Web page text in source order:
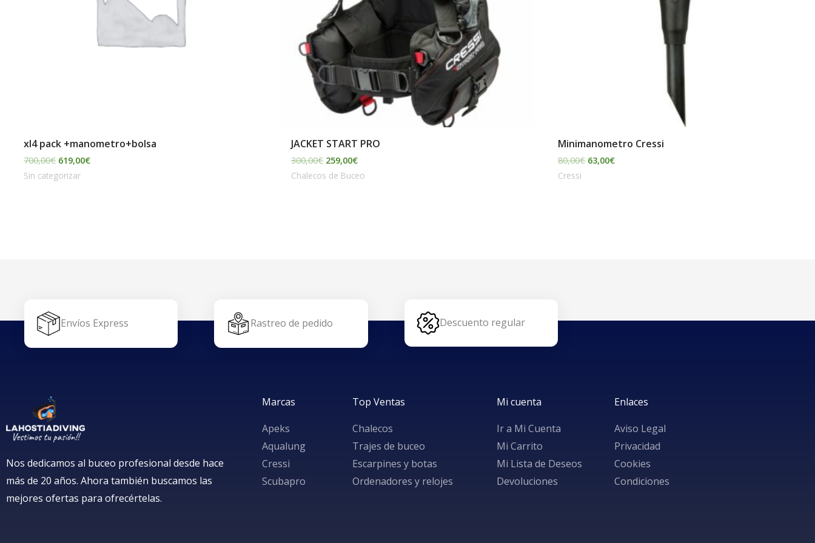
xl4 pack +manometro+bolsa
700,00€ 619,00€
Sin categorizar
JACKET START PRO
300,00€ 259,00€
Chalecos de Buceo
Minimanometro Cressi
80,00€ 63,00€
Cressi
Envíos Express Rastreo de pedido Descuento regular
Nos dedicamos al buceo profesional desde hace
más de 20 años. Ahora también buscamos las
mejores ofertas para ofrecértelas.
Marcas
Apeks
Aqualung
Cressi
Scubapro
Top Ventas
Chalecos
Trajes de buceo
Escarpines y botas
Ordenadores y relojes
Mi cuenta
Ir a Mi Cuenta
Mi Carrito
Mi Lista de Deseos
Devoluciones
Enlaces
Aviso Legal
Privacidad
Cookies
Condiciones